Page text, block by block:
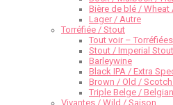
Bière de blé / Wheat
Lager / Autre
Torréfiée / Stout
Tout voir – Torréfiées
Stout / Imperial
Barleywine
Black IPA / Extra
Brown / Old /
Triple Belge /
Vivantes / Wild / Saison